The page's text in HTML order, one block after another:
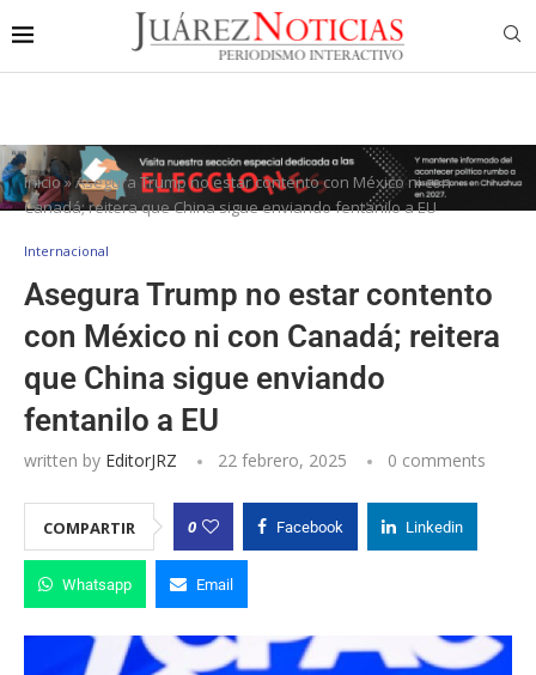
Inicio»Asegura Trump no estar contento con México ni con
Canadá; reitera que China sigue enviando fentanilo a EU
Internacional
Asegura Trump no estar contento
con México ni con Canadá; reitera
que China sigue enviando
fentanilo a EU
written by EditorJRZ 22 febrero, 2025 0 comments
COMPARTIR 0 Facebook Linkedin
Whatsapp Email